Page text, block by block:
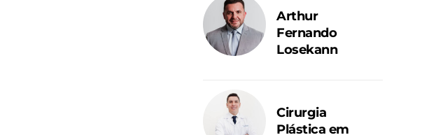
Arthur
Fernando
Losekann
Cirurgia
Plástica em